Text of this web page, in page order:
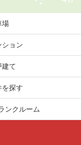
場
ション
建て
を探す
ンクルーム